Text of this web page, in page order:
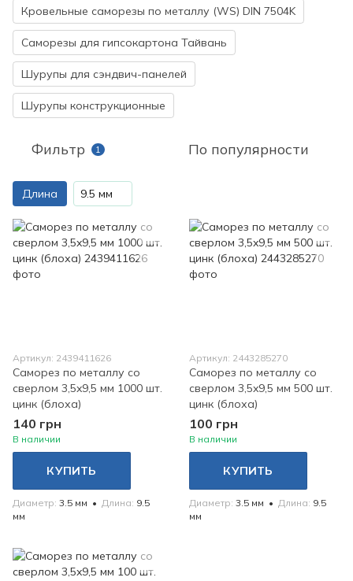
Кровельные саморезы по металлу (WS) DIN 7504K
Саморезы для гипсокартона Тайвань
Шурупы для сэндвич-панелей
Шурупы конструкционные
Фильтр 1 По популярности
Длина 9.5 мм
Артикул: 2439411626
Саморез по металлу со
сверлом 3,5x9,5 мм 1000 шт.
цинк (блоха)
140 грн
В наличии
КУПИТЬ
Диаметр 3.5 мм Длина 9.5
мм
Артикул: 2443285270
Саморез по металлу со
сверлом 3,5x9,5 мм 500 шт.
цинк (блоха)
100 грн
В наличии
КУПИТЬ
Диаметр 3.5 мм Длина 9.5
мм